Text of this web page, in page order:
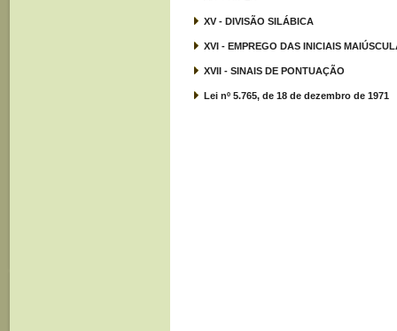
XV - DIVISÃO SILÁBICA
XVI - EMPREGO DAS INICIAIS
XVII - SINAIS DE PONTUAÇÃO
Lei nº 5.765, de 18 de dezembro de 1971